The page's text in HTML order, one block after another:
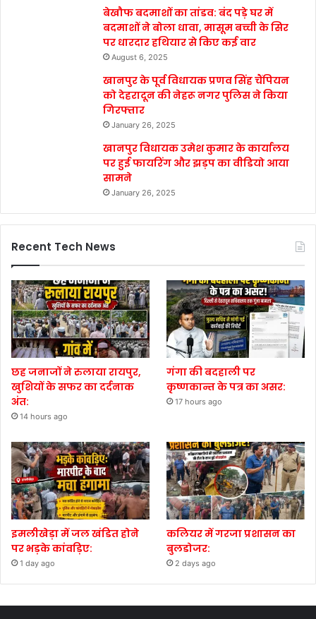
बेखौफ बदमाशों का तांडव: बंद पड़े घर में
बदमाशों ने बोला धावा, मासूम बच्ची के सिर
पर धारदार हथियार से किए कई वार
August 6, 2025
खानपुर के पूर्व विधायक प्रणव सिंह चैंपियन
को देहरादून की नेहरू नगर पुलिस ने किया
गिरफ्तार
January 26, 2025
खानपुर विधायक उमेश कुमार के कार्यालय
पर हुई फायरिंग और झड़प का वीडियो आया
सामने
January 26, 2025
Recent Tech News
छह जनाजों ने रुलाया रायपुर,
खुशियों के सफर का दर्दनाक
अंत:
14 hours ago
गंगा की बदहाली पर
कृष्णकान्त के पत्र का असर:
17 hours ago
इमलीखेड़ा में जल खंडित होने
पर भड़के कांवड़िए:
1 day ago
कलियर में गरजा प्रशासन का
बुलडोजर:
2 days ago